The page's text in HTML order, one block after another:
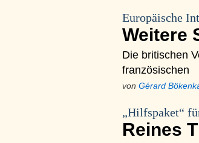
Europäische
Weitere
Die britischen
französischen
von Gérard
„Hilfspaket“
Reines